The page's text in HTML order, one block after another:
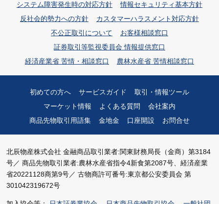
システム障害発生時の対応方針
情報セキュリティ基本方針
反社会的勢力への方針
カスタマーハラスメント対応方針
不公正取引について
お客様相談窓口
証券取引等監視委員会 情報提供窓口
経済産業省 苦情・相談窓口
農林水産省 苦情相談窓口
初めての方へ サービスガイド
取引・情報ツール
マーケット情報
よくある質問
会社案内
商品先物取引用語集
金地金 口座開設 お問合せ
北辰物産株式会社 金融商品取引業者:関東財務局長（金商）第3184
号／ 商品先物取引業者:農林水産省指令4新食第2087号、経済産業
省20221128商第9号／ 古物商許可番号:東京都公安委員会 第
301042319672号